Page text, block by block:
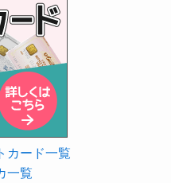
カード一覧
一覧